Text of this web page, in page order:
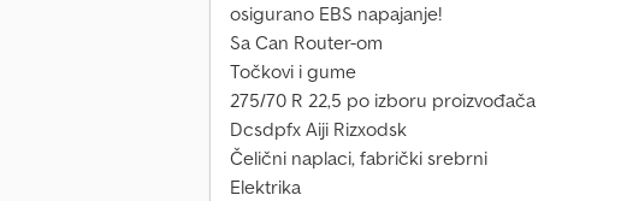
osigurano EBS napajanje!
Sa Can Router-om
Točkovi i gume
275/70 R 22,5 po izboru proizvođača
Dcsdpfx Aiji Rizxodsk
Čelični naplaci, fabrički srebrni
Elektrika